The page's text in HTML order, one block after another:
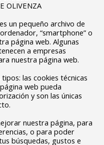
o afines, con
Orgánica 2/2006, de 3
y servicios
OLIVENZA
un pequeño archivo de
“smartphone” o
página web. Algunas
a empresas
nuestra página web.
las cookies técnicas
web pueda
y son las únicas
nuestra página, para
o para poder
búsquedas, gustos e